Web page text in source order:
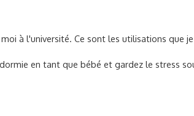
à l'université. Ce sont les utilisations que
en tant que bébé et gardez le stress